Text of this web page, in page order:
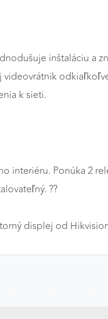
inštaláciu a
k sieti.
interiéru. Ponúka 2
??
displej od